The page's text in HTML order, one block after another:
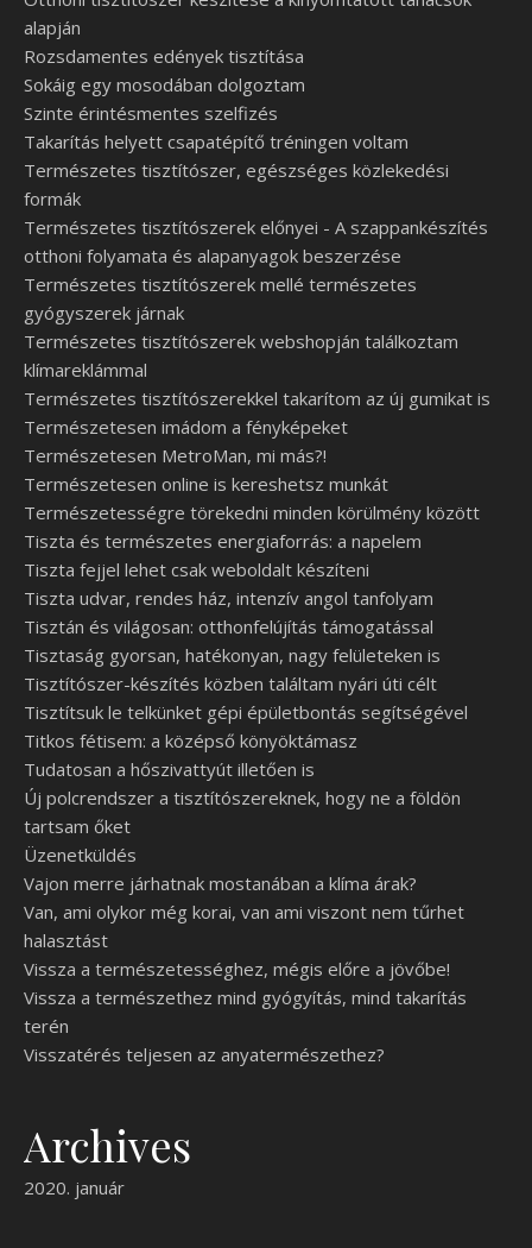
alapján
Rozsdamentes edények tisztítása
Sokáig egy mosodában dolgoztam
Szinte érintésmentes szelfizés
Takarítás helyett csapatépítő tréningen voltam
Természetes tisztítószer, egészséges közlekedési
formák
Természetes tisztítószerek előnyei - A szappankészítés
otthoni folyamata és alapanyagok beszerzése
Természetes tisztítószerek mellé természetes
gyógyszerek járnak
Természetes tisztítószerek webshopján találkoztam
klímareklámmal
Természetes tisztítószerekkel takarítom az új gumikat is
Természetesen imádom a fényképeket
Természetesen MetroMan, mi más?!
Természetesen online is kereshetsz munkát
Természetességre törekedni minden körülmény között
Tiszta és természetes energiaforrás: a napelem
Tiszta fejjel lehet csak weboldalt készíteni
Tiszta udvar, rendes ház, intenzív angol tanfolyam
Tisztán és világosan: otthonfelújítás támogatással
Tisztaság gyorsan, hatékonyan, nagy felületeken is
Tisztítószer-készítés közben találtam nyári úti célt
Tisztítsuk le telkünket gépi épületbontás segítségével
Titkos fétisem: a középső könyöktámasz
Tudatosan a hőszivattyút illetően is
Új polcrendszer a tisztítószereknek, hogy ne a földön
tartsam őket
Üzenetküldés
Vajon merre járhatnak mostanában a klíma árak?
Van, ami olykor még korai, van ami viszont nem tűrhet
halasztást
Vissza a természetességhez, mégis előre a jövőbe!
Vissza a természethez mind gyógyítás, mind takarítás
terén
Visszatérés teljesen az anyatermészethez?
Archives
2020. január